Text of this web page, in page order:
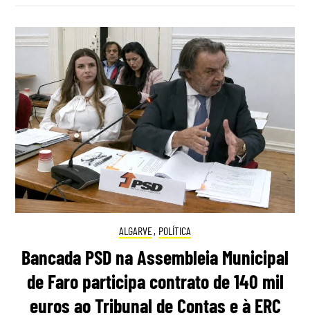
ALGARVE, POLÍTICA
Bancada PSD na Assembleia Municipal
de Faro participa contrato de 140 mil
euros ao Tribunal de Contas e à ERC